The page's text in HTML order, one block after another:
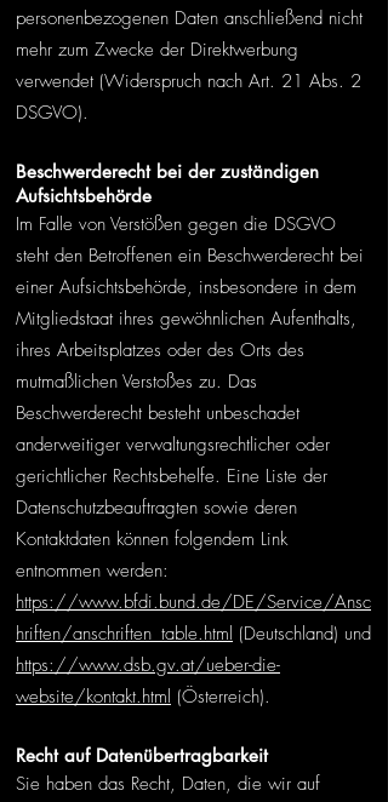
personenbezogenen Daten anschließend nicht
mehr zum Zwecke der Direktwerbung
verwendet (Widerspruch nach Art. 21 Abs. 2
DSGVO).
Beschwerderecht bei der zuständigen
Aufsichtsbehörde
Im Falle von Verstößen gegen die DSGVO
steht den Betroffenen ein Beschwerderecht bei
einer Aufsichtsbehörde, insbesondere in dem
Mitgliedstaat ihres gewöhnlichen Aufenthalts,
ihres Arbeitsplatzes oder des Orts des
mutmaßlichen Verstoßes zu. Das
Beschwerderecht besteht unbeschadet
anderweitiger verwaltungsrechtlicher oder
gerichtlicher Rechtsbehelfe. Eine Liste der
Datenschutzbeauftragten sowie deren
Kontaktdaten können folgendem Link
entnommen werden:
https://www.bfdi.bund.de/DE/Service/Ansc
hriften/anschriften_table.html (Deutschland) und
https://www.dsb.gv.at/ueber-die-
website/kontakt.html (Österreich).
Recht auf Datenübertragbarkeit
Sie haben das Recht, Daten, die wir auf